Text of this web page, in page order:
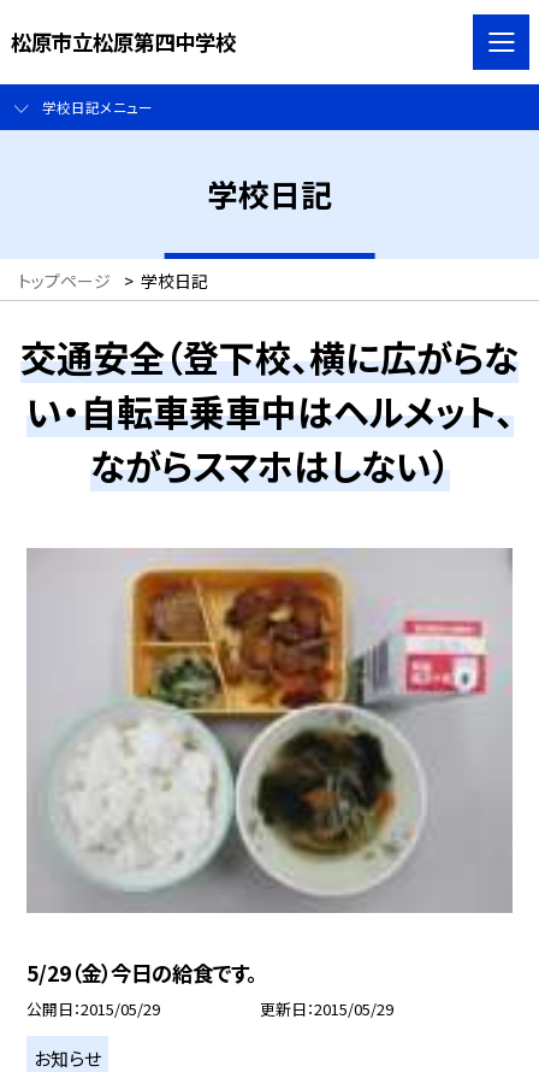
松原市立松原第四中学校
学校日記メニュー
学校日記
トップページ > 学校日記
交通安全（登下校、横に広がらな
い・自転車乗車中はヘルメット、
ながらスマホはしない）
5/29（金）今日の給食です。
公開日 2015/05/29 更新日 2015/05/29
お知らせ